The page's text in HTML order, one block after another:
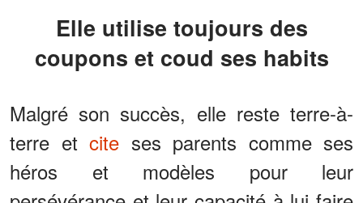
Elle utilise toujours des
coupons et coud ses habits
Malgré son succès, elle reste terre-à-
terre et cite ses parents comme ses
héros et modèles pour leur